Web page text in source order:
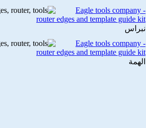
Eagle tools company -
router edges and template guide kit
نبراس
Eagle tools company -
router edges and template guide kit
الهمة